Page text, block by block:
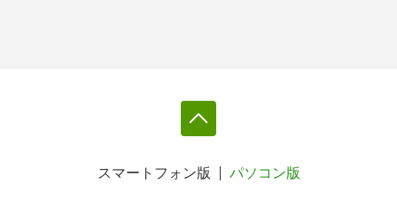
スマートフォン版 パソコン版